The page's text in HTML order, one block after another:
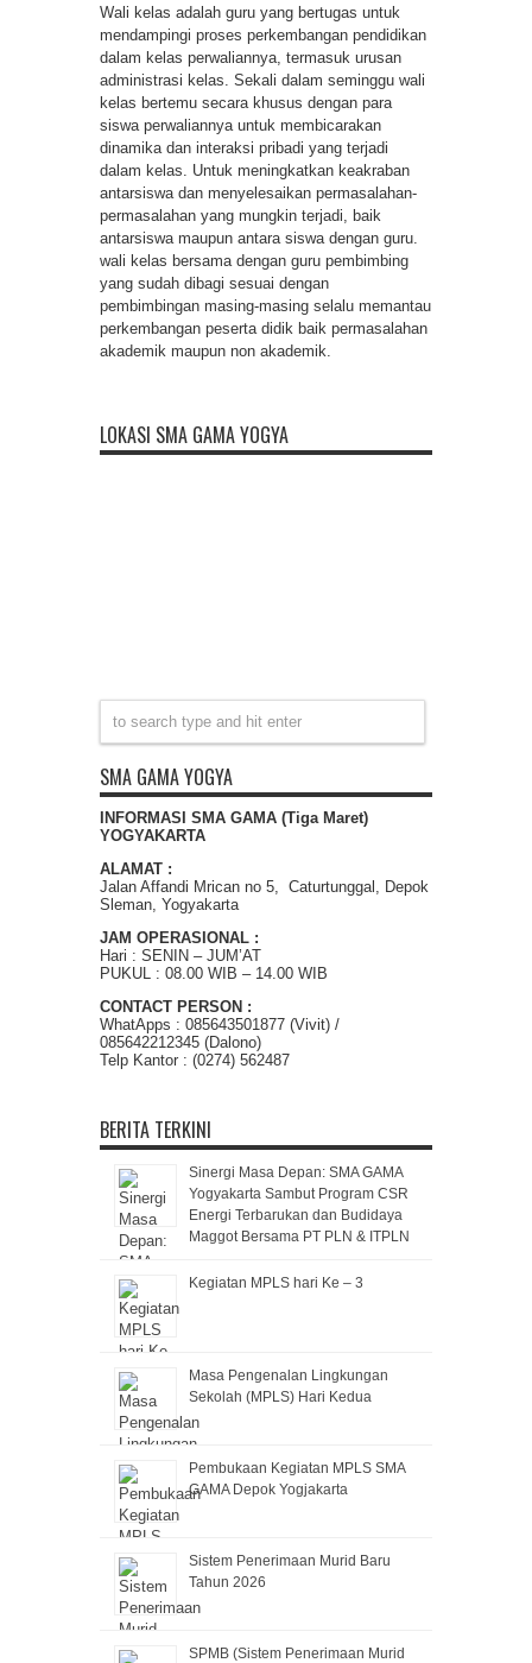
Wali kelas adalah guru yang bertugas untuk
mendampingi proses perkembangan pendidikan
dalam kelas perwaliannya, termasuk urusan
administrasi kelas. Sekali dalam seminggu wali
kelas bertemu secara khusus dengan para
siswa perwaliannya untuk membicarakan
dinamika dan interaksi pribadi yang terjadi
dalam kelas. Untuk meningkatkan keakraban
antarsiswa dan menyelesaikan permasalahan-
permasalahan yang mungkin terjadi, baik
antarsiswa maupun antara siswa dengan guru.
wali kelas bersama dengan guru pembimbing
yang sudah dibagi sesuai dengan
pembimbingan masing-masing selalu memantau
perkembangan peserta didik baik permasalahan
akademik maupun non akademik.
LOKASI SMA GAMA YOGYA
SMA GAMA YOGYA
INFORMASI SMA GAMA (Tiga Maret)
YOGYAKARTA
ALAMAT :
Jalan Affandi Mrican no 5, Caturtunggal, Depok
Sleman, Yogyakarta
JAM OPERASIONAL :
Hari : SENIN – JUM’AT
PUKUL : 08.00 WIB – 14.00 WIB
CONTACT PERSON :
WhatApps : 085643501877 (Vivit) /
085642212345 (Dalono)
Telp Kantor : (0274) 562487
BERITA TERKINI
Sinergi Masa Depan: SMA GAMA
Yogyakarta Sambut Program CSR
Energi Terbarukan dan Budidaya
Maggot Bersama PT PLN & ITPLN
Kegiatan MPLS hari Ke – 3
Masa Pengenalan Lingkungan
Sekolah (MPLS) Hari Kedua
Pembukaan Kegiatan MPLS SMA
GAMA Depok Yogjakarta
Sistem Penerimaan Murid Baru
Tahun 2026
SPMB (Sistem Penerimaan Murid